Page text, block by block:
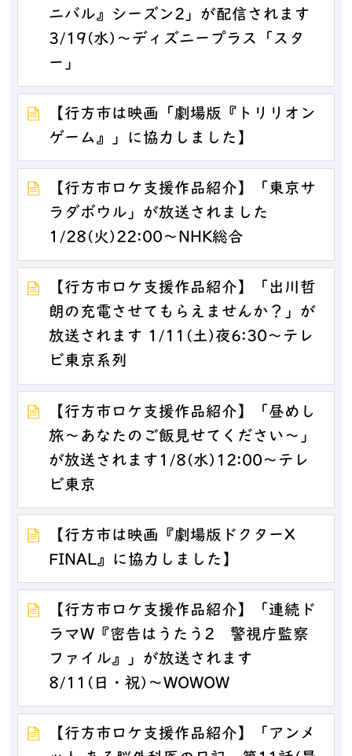
ニバル』シーズン2」が配信されます
3/19(水)～ディズニープラス「スタ
ー」
【行方市は映画「劇場版『トリリオン
ゲーム』」に協力しました】
【行方市ロケ支援作品紹介】「東京サ
ラダボウル」が放送されました
1/28(火)22:00～NHK総合
【行方市ロケ支援作品紹介】「出川哲
朗の充電させてもらえませんか？」が
放送されます 1/11(土)夜6:30～テレ
ビ東京系列
【行方市ロケ支援作品紹介】「昼めし
旅～あなたのご飯見せてください～」
が放送されます1/8(水)12:00～テレ
ビ東京
【行方市は映画『劇場版ドクターX
FINAL』に協力しました】
【行方市ロケ支援作品紹介】「連続ド
ラマW『密告はうたう2 警視庁監察
ファイル』」が放送されます
8/11(日・祝)～WOWOW
【行方市ロケ支援作品紹介】「アンメ